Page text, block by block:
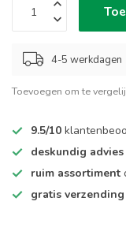
4-5 werkdagen
Toevoegen om te
9.5/10
deskundig advies
ruim assortiment
gratis verzending